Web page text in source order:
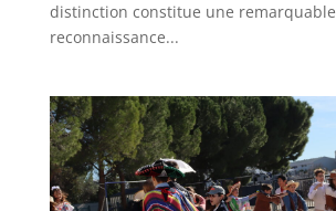
distinction constitue une remarquable
reconnaissance...